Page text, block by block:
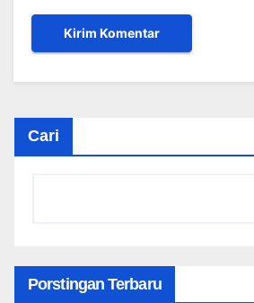
Cari
Porstingan Terbaru